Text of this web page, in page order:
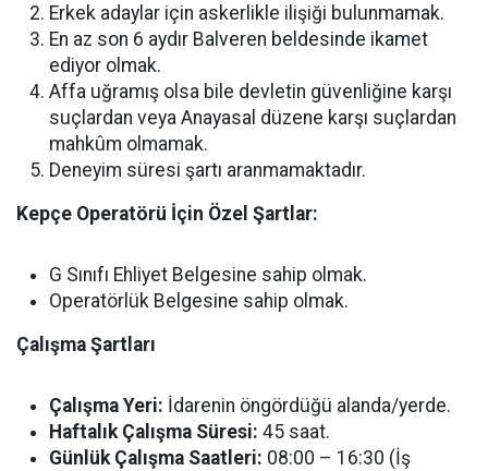
Erkek adaylar için askerlikle ilişiği bulunmamak.
En az son 6 aydır Balveren beldesinde ikamet
ediyor olmak.
Affa uğramış olsa bile devletin güvenliğine karşı
suçlardan veya Anayasal düzene karşı suçlardan
mahkûm olmamak.
Deneyim süresi şartı aranmamaktadır.
Kepçe Operatörü İçin Özel Şartlar:
G Sınıfı Ehliyet Belgesine sahip olmak.
Operatörlük Belgesine sahip olmak.
Çalışma Şartları
Çalışma Yeri: İdarenin öngördüğü alanda/yerde.
Haftalık Çalışma Süresi: 45 saat.
Günlük Çalışma Saatleri: 08:00 – 16:30 (İş